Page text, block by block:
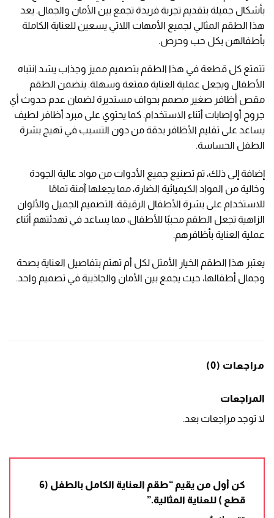
بأشكال جميلة بتقديم تجربة فريدة تجمع بين الأمان والجمال. يعد
هذا الطقم المثالي لجميع الأمهات اللاتي يسعين للعناية الكاملة
بأطفالهن بكل حب وحرص.
تتمتع كل قطعة في هذا الطقم بتصميم مميز وجذاب يشد انتباه
الأطفال ويجعل عملية العناية ممتعة وسهلة. يتضمن الطقم
مقص أظافر صغير مصمم بحواف مستديرة لضمان عدم حدوث أي
جروح أو إصابات أثناء الاستخدام. كما يحتوي على مبرد أظافر لطيف
يساعد على تقليم الأظافر بدقة من دون التسبب في تهيج بشرة
الطفل الحساسة.
إضافة إلى ذلك، تم تصنيع جميع الأدوات من مواد عالية الجودة
وخالية من المواد الكيميائية الضارة، مما يجعلها آمنة تمامًا
للاستخدام على بشرة الأطفال الرقيقة. التصميم الجميل والألوان
الزاهية تجعل الطقم محببًا للأطفال، مما يساعد في تهدئتهم أثناء
عملية العناية بأظافرهم.
يعتبر هذا الطقم الخيار الأمثل لكل أم تهتم بتفاصيل العناية بصحة
وجمال أطفالها، حيث يجمع بين الأمان والجاذبية في تصميم واحد.
مراجعات (0)
المراجعات
لا توجد مراجعات بعد.
كن أول من يقيم “طقم العناية الكامل بالطفل (6
قطع ) للعناية المثالية.”